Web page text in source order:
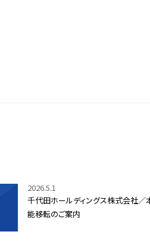
2026.5.1
千代田ホールディングス株式会社／
能移転のご案内